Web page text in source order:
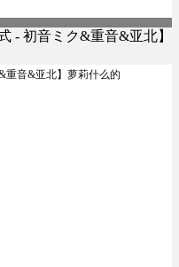
重音&亚北】萝莉什么的